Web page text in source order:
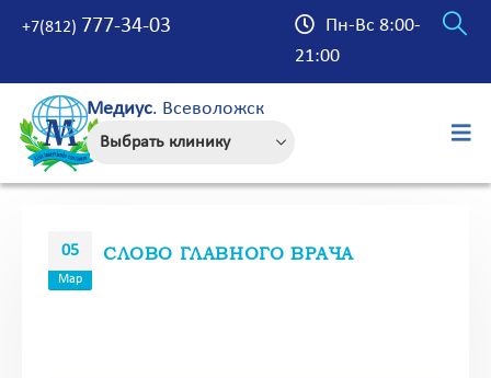
+7(812) 777-34-03
Пн-Вс 8:00-
21:00
Медиус. Всеволожск
05
Мар
СЛОВО ГЛАВНОГО ВРАЧА